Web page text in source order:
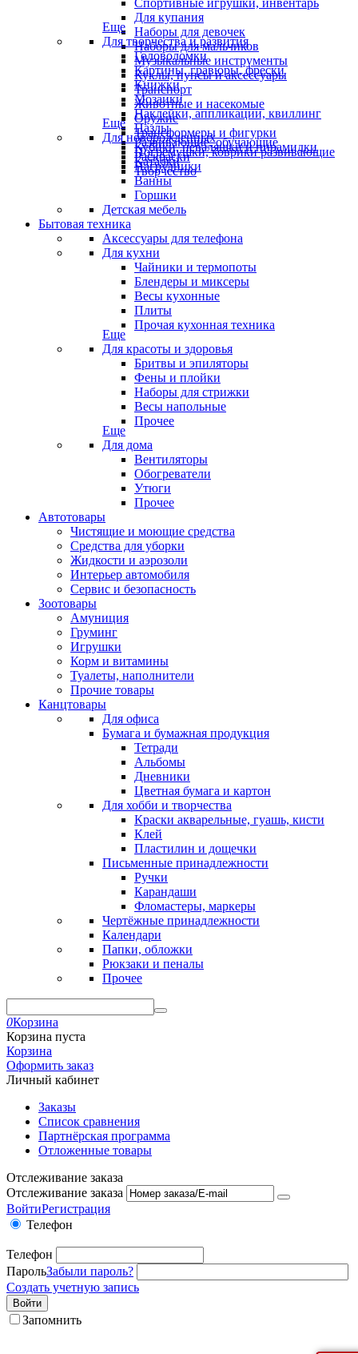
Спортивные игрушки, инвентарь
Для купания
Наборы для девочек
Наборы для мальчиков
Музыкальные инструменты
Куклы, пупсы и аксессуары
Транспорт
Животные и насекомые
Оружие
Трансформеры и фигурки
Кубики, неваляшки и пирамидки
Каталки
Еще
Для творчества и развития
Головоломки
Картины, гравюры, фрески
Книжки
Мозаики
Наклейки, аппликации, квиллинг
Пазлы
Развивающие, обучающие
Раскраски
Творчество
Еще
Для новорожденных
Погремушки, коврики развивающие
Нагрудники
Ванны
Горшки
Детская мебель
Бытовая техника
Аксессуары для телефона
Для кухни
Чайники и термопоты
Блендеры и миксеры
Весы кухонные
Плиты
Прочая кухонная техника
Еще
Для красоты и здоровья
Бритвы и эпиляторы
Фены и плойки
Наборы для стрижки
Весы напольные
Прочее
Еще
Для дома
Вентиляторы
Обогреватели
Утюги
Прочее
Автотовары
Чистящие и моющие средства
Средства для уборки
Жидкости и аэрозоли
Интерьер автомобиля
Сервис и безопасность
Зоотовары
Амуниция
Груминг
Игрушки
Корм и витамины
Туалеты, наполнители
Прочие товары
Канцтовары
Для офиса
Бумага и бумажная продукция
Тетради
Альбомы
Дневники
Цветная бумага и картон
Для хобби и творчества
Краски акварельные, гуашь, кисти
Клей
Пластилин и дощечки
Письменные принадлежности
Ручки
Карандаши
Фломастеры, маркеры
Чертёжные принадлежности
Календари
Папки, обложки
Рюкзаки и пеналы
Прочее
0Корзина
Корзина пуста
Корзина
Оформить заказ
Личный кабинет
Заказы
Список сравнения
Партнёрская программа
Отложенные товары
Отслеживание заказа
Отслеживание заказа
ВойтиРегистрация
Телефон
Телефон
ПарольЗабыли пароль?
Создать учетную запись
Войти
Запомнить